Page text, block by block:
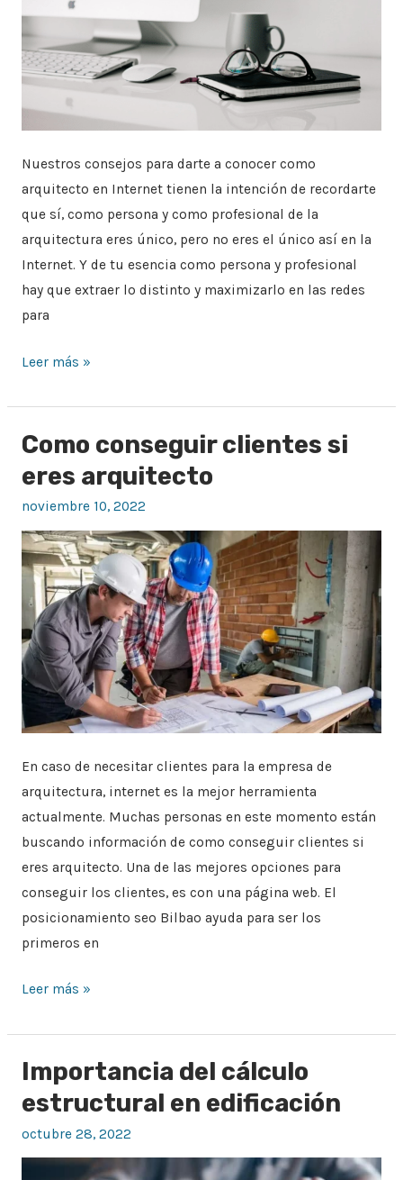
Nuestros consejos para darte a conocer como
arquitecto en Internet tienen la intención de recordarte
que sí, como persona y como profesional de la
arquitectura eres único, pero no eres el único así en la
Internet. Y de tu esencia como persona y profesional
hay que extraer lo distinto y maximizarlo en las redes
para
Leer más »
Como conseguir clientes si
eres arquitecto
noviembre 10, 2022
En caso de necesitar clientes para la empresa de
arquitectura, internet es la mejor herramienta
actualmente. Muchas personas en este momento están
buscando información de como conseguir clientes si
eres arquitecto. Una de las mejores opciones para
conseguir los clientes, es con una página web. El
posicionamiento seo Bilbao ayuda para ser los
primeros en
Como
si
eres
arquitecto
Leer más »
Importancia del cálculo
estructural en edificación
octubre 28, 2022
Importancia
estructural